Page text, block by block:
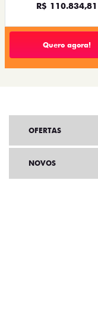
R$ 110.834,81
Quero agora!
OFERTAS
NOVOS